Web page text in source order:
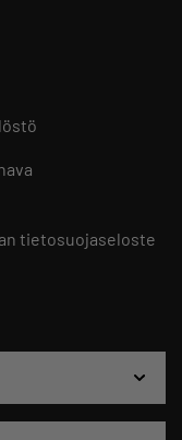
tietosuojaseloste